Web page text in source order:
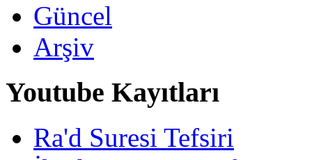
Güncel
Arşiv
Youtube Kayıtları
Ra'd Suresi Tefsiri